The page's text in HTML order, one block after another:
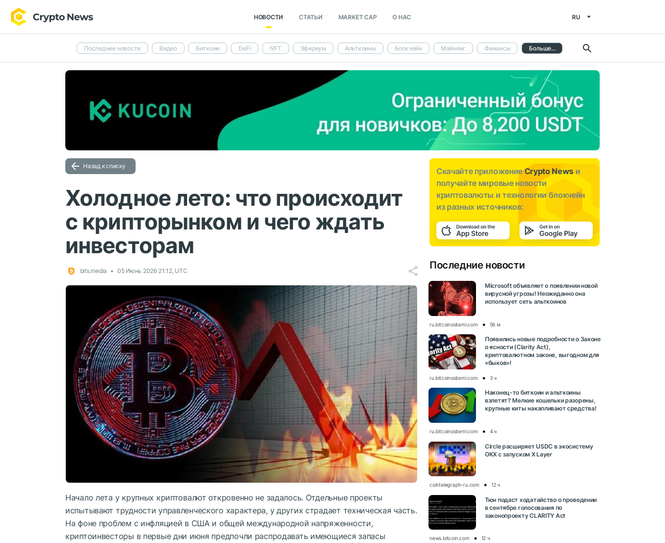
НОВОСТИ СТАТЬИ MARKET CAP О НАС RU
Последние новости Видео Биткоин DeFi NFT Эфириум Альткоины Блокчейн Майнинг Финансы Больше...
Назад к списку
Холодное лето: что происходит
с крипторынком и чего ждать
инвесторам
bits.media 05 Июнь 2026 21:12, UTC
Начало лета у крупных криптовалют откровенно не задалось. Отдельные проекты
испытывают трудности управленческого характера, у других страдает техническая часть.
На фоне проблем с инфляцией в США и общей международной напряженности,
криптоинвесторы в первые дни июня предпочли распродавать имеющиеся запасы
Скачайте приложениеCrypto News и
получайте мировые новости
криптовалюты и технологии блокчейн
из разных источников:
Последние новости
Microsoft объявляет о появлении новой
вирусной угрозы! Неожиданно она
использует сеть альткоинов
ru.bitcoinsistemi.com 56 м
Появились новые подробности о Законе
о ясности (Clarity Act),
криптовалютном законе, выгодном для
«быков»!
ru.bitcoinsistemi.com 3 ч
Наконец-то биткоин и альткоины
взлетят? Мелкие кошельки разорены,
крупные киты накапливают средства!
ru.bitcoinsistemi.com 4 ч
Circle расширяет USDC в экосистему
OKX с запуском X Layer
cointelegraph-ru.com 12 ч
Тюн подаст ходатайство о проведении
в сентябре голосования по
законопроекту CLARITY Act
news.bitcoin.com 12 ч